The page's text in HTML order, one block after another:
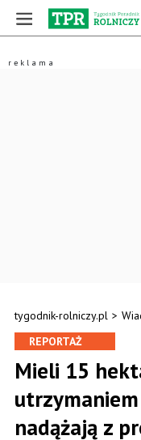
tygodnik-rolniczy.pl >
REPORTAŻ
Mieli 15
nadążają z